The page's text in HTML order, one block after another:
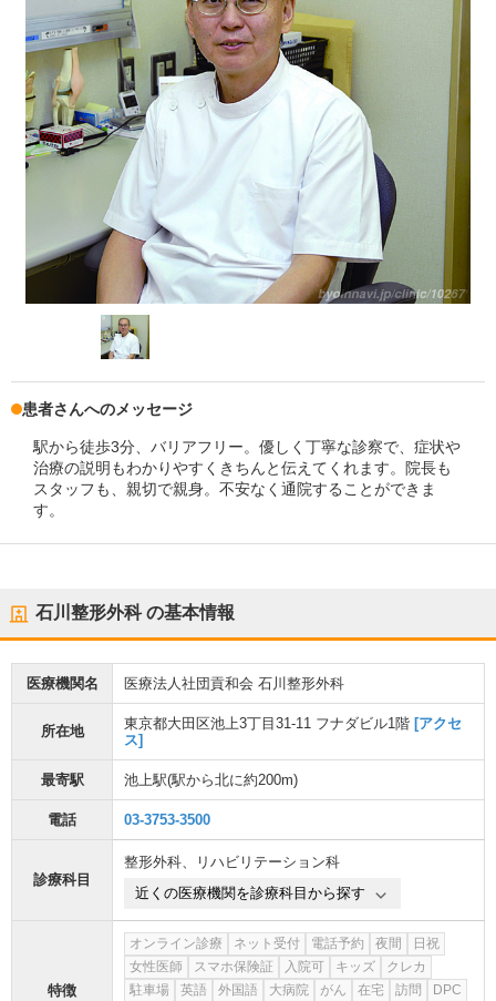
患者さんへのメッセージ
駅から徒歩3分、バリアフリー。優しく丁寧な診察で、症状や
治療の説明もわかりやすくきちんと伝えてくれます。院長も
スタッフも、親切で親身。不安なく通院することができま
す。
石川整形外科の基本情報
医療機関名 医療法人社団貢和会 石川整形外科
所在地 東京都大田区池上3丁目31-11 フナダビル1階 [アクセ
ス]
最寄駅 池上駅(駅から北に約200m)
電話 03-3753-3500
診療科目
整形外科、
リハビリテーション科
近くの医療機関を診療科目から探す
特徴
オンライン診療 ネット受付 電話予約 夜間
日祝
女性医師
スマホ保険証 入院可 キッズ
クレカ
駐車場
英語 外国語 大病院 がん 在宅 訪問
DPC